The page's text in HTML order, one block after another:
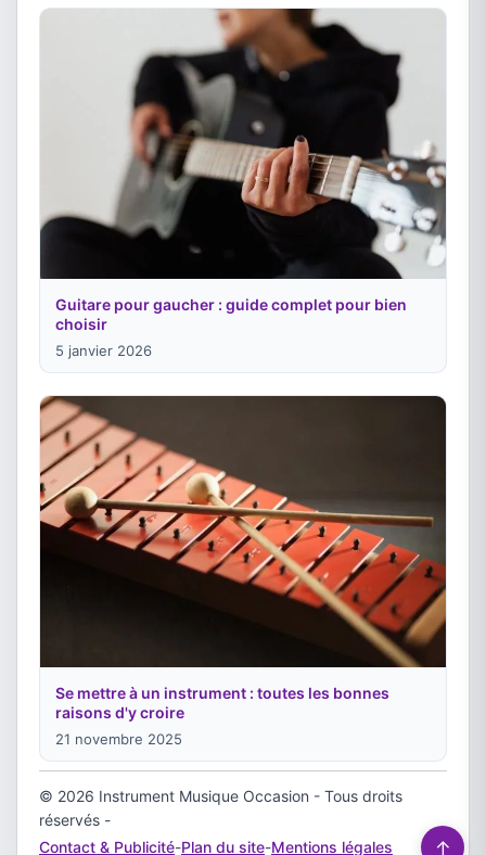
Guitare pour gaucher : guide complet pour bien
choisir
5 janvier 2026
Se mettre à un instrument : toutes les bonnes
raisons d'y croire
21 novembre 2025
© 2026 Instrument Musique Occasion - Tous droits
réservés -
Contact & Publicité-Plan du site-Mentions légales ↑